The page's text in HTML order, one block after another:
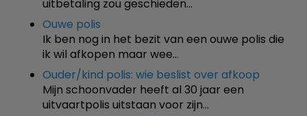
uitbetaling zou geschieden…
Ouwe polis
Ik ben nog in het bezit van een ouwe polis die
ik wil afkopen maar wee…
Ouder/kind polis: wie beslist over afkoop
Mijn schoonvader heeft al 30 jaar een
uitvaartpolis uitstaan voor zijn…